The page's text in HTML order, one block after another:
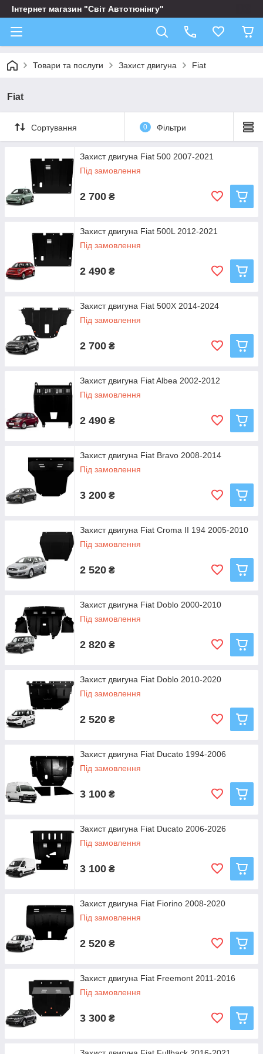
Інтернет магазин "Світ Автотюнінгу"
Товари та послуги Захист двигуна Fiat
Fiat
Сортування 0 Фільтри
Захист двигуна Fiat 500 2007-2021
Під замовлення
2 700 ₴
Захист двигуна Fiat 500L 2012-2021
Під замовлення
2 490 ₴
Захист двигуна Fiat 500X 2014-2024
Під замовлення
2 700 ₴
Захист двигуна Fiat Albea 2002-2012
Під замовлення
2 490 ₴
Захист двигуна Fiat Bravo 2008-2014
Під замовлення
3 200 ₴
Захист двигуна Fiat Croma II 194 2005-2010
Під замовлення
2 520 ₴
Захист двигуна Fiat Doblo 2000-2010
Під замовлення
2 820 ₴
Захист двигуна Fiat Doblo 2010-2020
Під замовлення
2 520 ₴
Захист двигуна Fiat Ducato 1994-2006
Під замовлення
3 100 ₴
Захист двигуна Fiat Ducato 2006-2026
Під замовлення
3 100 ₴
Захист двигуна Fiat Fiorino 2008-2020
Під замовлення
2 520 ₴
Захист двигуна Fiat Freemont 2011-2016
Під замовлення
3 300 ₴